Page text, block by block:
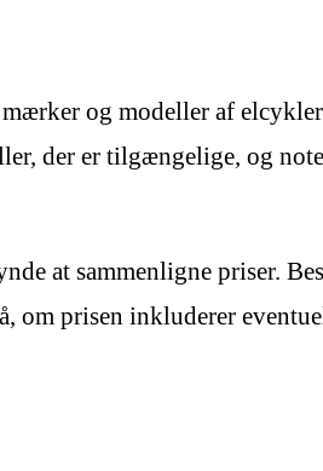
og modeller af
der er tilgængelige, og
at sammenligne priser.
prisen inkluderer